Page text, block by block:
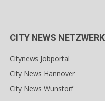
CITY NEWS NETZWERK
Citynews Jobportal
City News Hannover
City News Wunstorf